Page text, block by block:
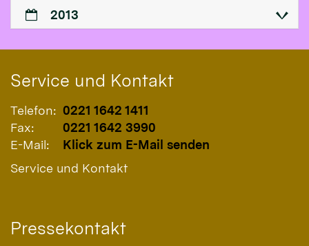
2013
Service und Kontakt
Telefon: 0221 1642 1411
Fax:
0221 1642 3990
E-Mail:
Klick zum E-Mail senden
Service und Kontakt
Pressekontakt